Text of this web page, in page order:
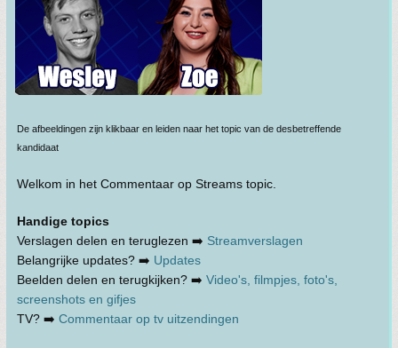
De afbeeldingen zijn klikbaar en leiden naar het topic van de desbetreffende
kandidaat
Welkom in het Commentaar op Streams topic.
Handige topics
Verslagen delen en teruglezen ➡️ Streamverslagen
Belangrijke updates? ➡️ Updates
Beelden delen en terugkijken? ➡️ Video's, filmpjes, foto's,
screenshots en gifjes
TV? ➡️ Commentaar op tv uitzendingen